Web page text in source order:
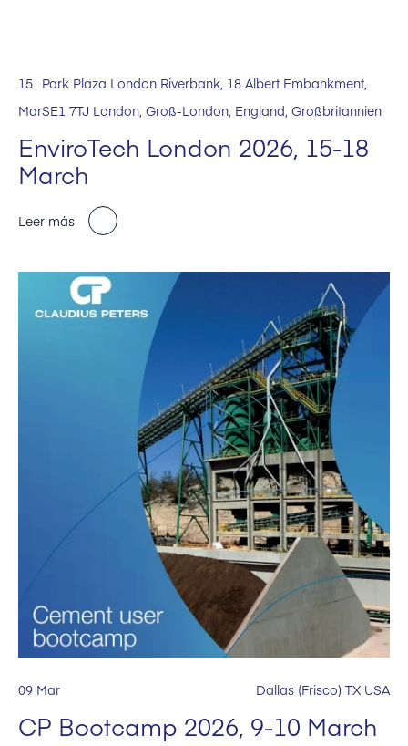
15
Mar
Park Plaza London Riverbank, 18 Albert Embankment,
SE1 7TJ London, Groß-London, England, Großbritannien
EnviroTech London 2026, 15-18
March
Leer más
09 Mar Dallas (Frisco) TX USA
CP Bootcamp 2026, 9-10 March